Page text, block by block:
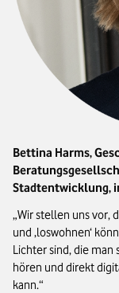
Bettina Harms,
Stadtentwicklung,
Wir stellen uns vor,
und ‚loswohnen‘
Lichter sind, die man
hören und direkt
kann.